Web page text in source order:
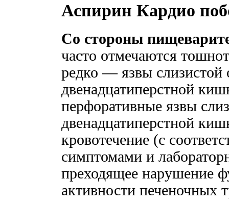
Аспирин Кардио
Со стороны
часто отмечаются
редко — язвы слизистой
двенадцатиперстной
перфоративные язвы
двенадцатиперстной
кровотечение (с
симптомами и
преходящее нарушение
активности печеночных